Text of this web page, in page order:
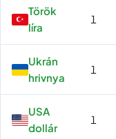
Török
líra
1
Ukrán
hrivnya
1
USA
dollár
1